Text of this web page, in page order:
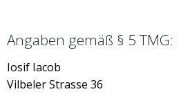
Angaben gemäß § 5 TMG:
Iosif Iacob
Vilbeler Strasse 36